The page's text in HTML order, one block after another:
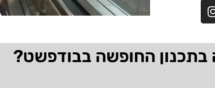
בתכנון החופשה בבודפשט?